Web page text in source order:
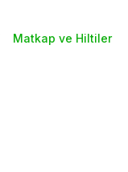
Matkap ve Hiltiler